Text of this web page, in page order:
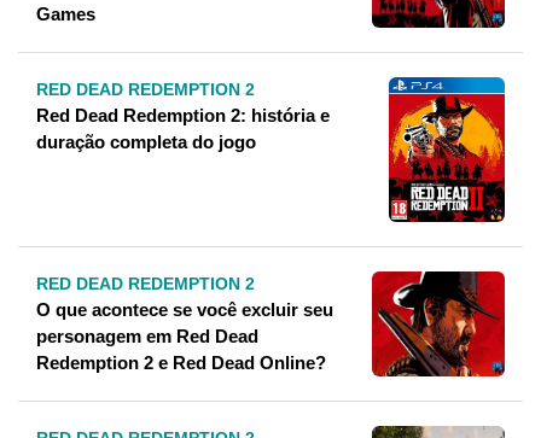
Games
RED DEAD REDEMPTION 2
Red Dead Redemption 2: história e
duração completa do jogo
RED DEAD REDEMPTION 2
O que acontece se você excluir seu
personagem em Red Dead
Redemption 2 e Red Dead Online?